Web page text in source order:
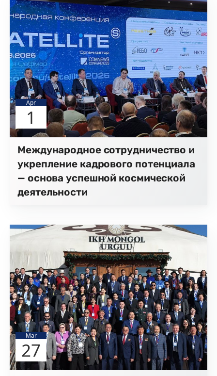
Apr
1
Международное сотрудничество и
укрепление кадрового потенциала
— основа успешной космической
деятельности
Mar
27